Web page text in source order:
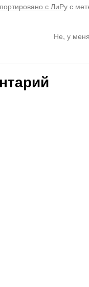
с ЛиРус
Не, у